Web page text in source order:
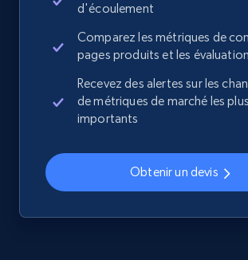
d'écoulement
Comparez les métriques de
pages produits et les
Recevez des alertes sur les
de métriques de marché les plus
importants
Obtenir un devis